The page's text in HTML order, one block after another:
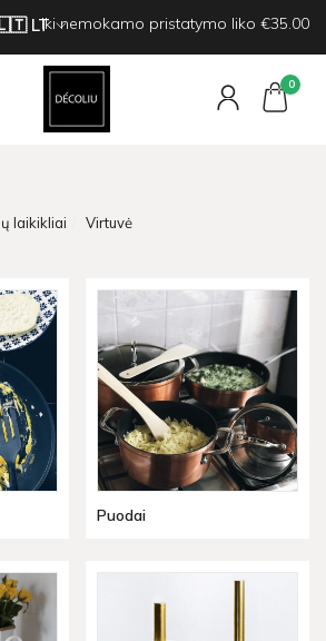
Iki nemokamo pristatymo liko €35.00
0
laikikliai Virtuvė
Puodai